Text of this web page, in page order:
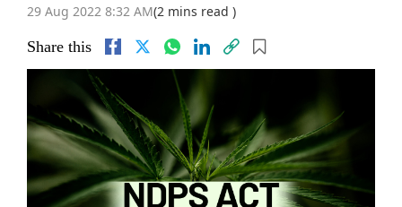
29 Aug 2022 8:32 AM(2 mins read )
Share this